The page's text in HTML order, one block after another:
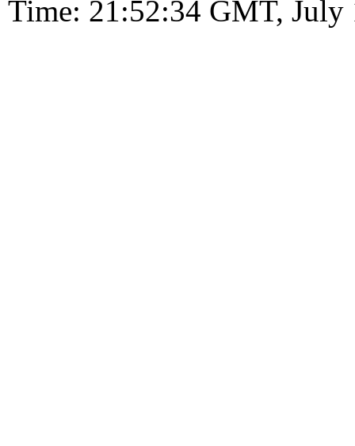
Time: 21:52:34 GMT, July